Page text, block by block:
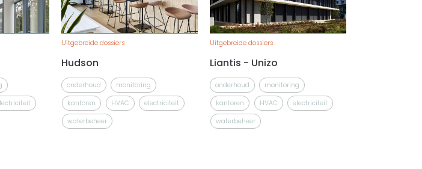
Uitgebreide dossiers
Hudson
onderhoud
monitoring
kantoren
HVAC
electriciteit
waterbeheer
Uitgebreide dossiers
Liantis - Unizo
onderhoud
monitoring
kantoren
HVAC
electriciteit
waterbeheer